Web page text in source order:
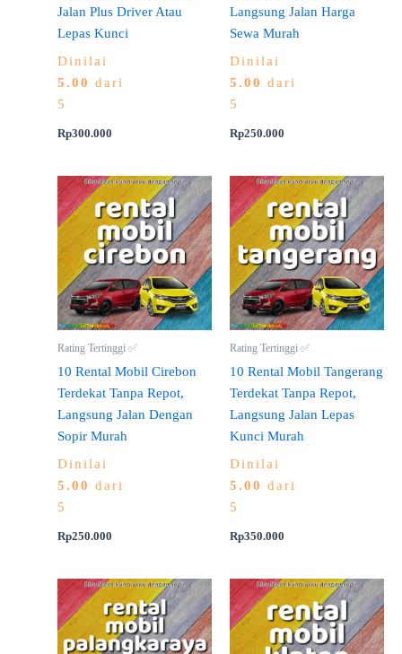
Jalan Plus Driver Atau
Lepas Kunci
Dinilai
5.00 dari
5
Rp300.000
Langsung Jalan Harga
Sewa Murah
Dinilai
5.00 dari
5
Rp250.000
Rating Tertinggi ✅
10 Rental Mobil Cirebon
Terdekat Tanpa Repot,
Langsung Jalan Dengan
Sopir Murah
Dinilai
5.00 dari
5
Rp250.000
Rating Tertinggi ✅
10 Rental Mobil Tangerang
Terdekat Tanpa Repot,
Langsung Jalan Lepas
Kunci Murah
Dinilai
5.00 dari
5
Rp350.000